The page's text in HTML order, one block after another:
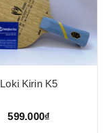
Loki Kirin K5
599.000₫